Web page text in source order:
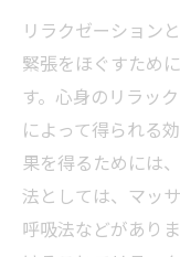
リラクゼーション
緊張をほぐすため
す。心身のリラッ
によって得られる
果を得るためには
法としては、マッ
呼吸法などがあり